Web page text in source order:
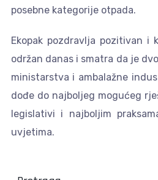
posebne kategorije otpada.
Ekopak pozdravlja pozitivan i
održan danas i smatra da je
ministarstva i ambalažne
dođe do najboljeg mogućeg
legislativi i najboljim
uvjetima.